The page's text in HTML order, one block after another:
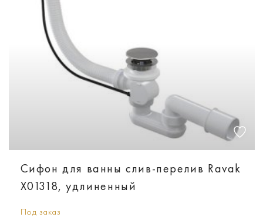
Сифон для ванны слив-перелив Ravak
X01318, удлиненный
Под заказ